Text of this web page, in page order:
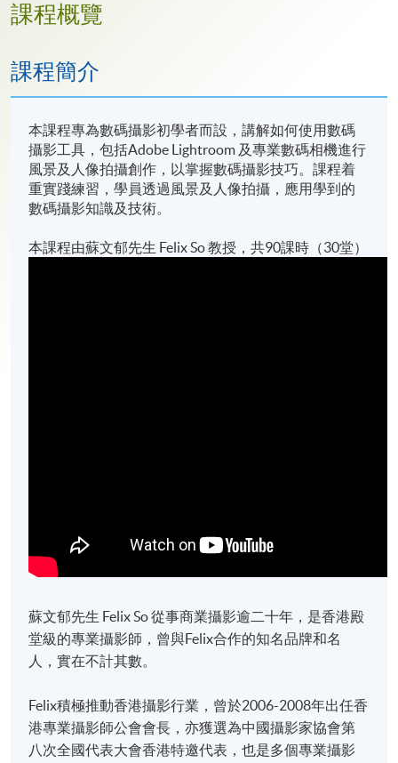
課程概覽
課程簡介
本課程專為數碼攝影初學者而設，講解如何使用數碼
攝影工具，包括Adobe Lightroom 及專業數碼相機進行
風景及人像拍攝創作，以掌握數碼攝影技巧。課程着
重實踐練習，學員透過風景及人像拍攝，應用學到的
數碼攝影知識及技術。
本課程由蘇文郁先生 Felix So 教授，共90課時（30堂）
蘇文郁先生 Felix So 從事商業攝影逾二十年，是香港殿
堂級的專業攝影師，曾與Felix合作的知名品牌和名
人，實在不計其數。
Felix積極推動香港攝影行業，曾於2006-2008年出任香
港專業攝影師公會會長，亦獲選為中國攝影家協會第
八次全國代表大會香港特邀代表，也是多個專業攝影